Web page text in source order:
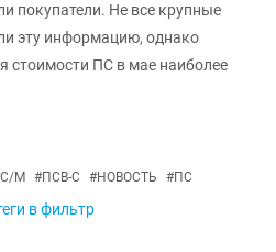
покупатели. Не все крупные
эту информацию, однако
стоимости ПС в мае наиболее
М #ПСВ-С #НОВОСТЬ #ПС
в фильтр